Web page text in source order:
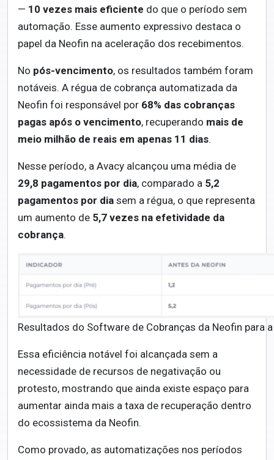
— 10 vezes mais eficiente do que o período sem
automação. Esse aumento expressivo destaca o
papel da Neofin na aceleração dos recebimentos.
No pós-vencimento, os resultados também foram
notáveis. A régua de cobrança automatizada da
Neofin foi responsável por 68% das cobranças
pagas após o vencimento, recuperando mais de
meio milhão de reais em apenas 11 dias.
Nesse período, a Avacy alcançou uma média de
29,8 pagamentos por dia, comparado a 5,2
pagamentos por dia sem a régua, o que representa
um aumento de 5,7 vezes na efetividade da
cobrança.
Resultados do Software de Cobranças da Neofin para
Essa eficiência notável foi alcançada sem a
necessidade de recursos de negativação ou
protesto, mostrando que ainda existe espaço para
aumentar ainda mais a taxa de recuperação dentro
do ecossistema da Neofin.
Como provado, as automatizações nos períodos